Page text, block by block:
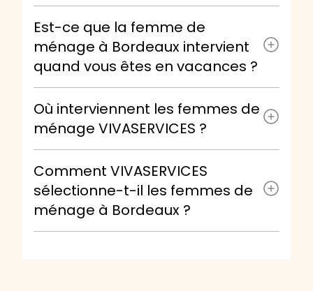
Est-ce que la femme de
ménage à Bordeaux intervient
quand vous êtes en vacances ?
Où interviennent les femmes de
ménage VIVASERVICES ?
Comment VIVASERVICES
sélectionne-t-il les femmes de
ménage à Bordeaux ?